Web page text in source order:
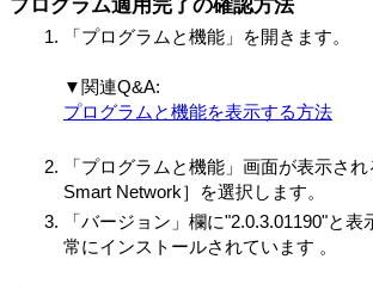
プログラム適用完了の確認方法
「プログラムと機能」を開きます。
▼関連Q&A:
プログラムと機能を表示する方法
「プログラムと機能」画面が表示さ
Smart Network］を選択します。
「バージョン」欄に"2.0.3.01190"と
常にインストールされています 。